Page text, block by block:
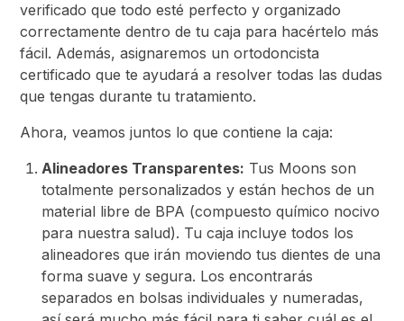
verificado que todo esté perfecto y organizado
correctamente dentro de tu caja para hacértelo más
fácil. Además, asignaremos un ortodoncista
certificado que te ayudará a resolver todas las dudas
que tengas durante tu tratamiento.
Ahora, veamos juntos lo que contiene la caja:
Alineadores Transparentes: Tus Moons son
totalmente personalizados y están hechos de un
material libre de BPA (compuesto químico nocivo
para nuestra salud). Tu caja incluye todos los
alineadores que irán moviendo tus dientes de una
forma suave y segura. Los encontrarás
separados en bolsas individuales y numeradas,